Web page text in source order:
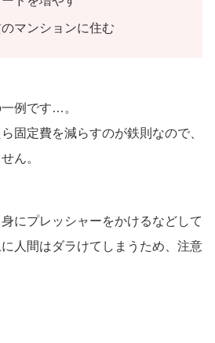
マンションに住む
例です…。
固定費を減らすのが鉄則なので、
ん。
にプレッシャーをかけるなどして
人間はダラけてしまうため、注意